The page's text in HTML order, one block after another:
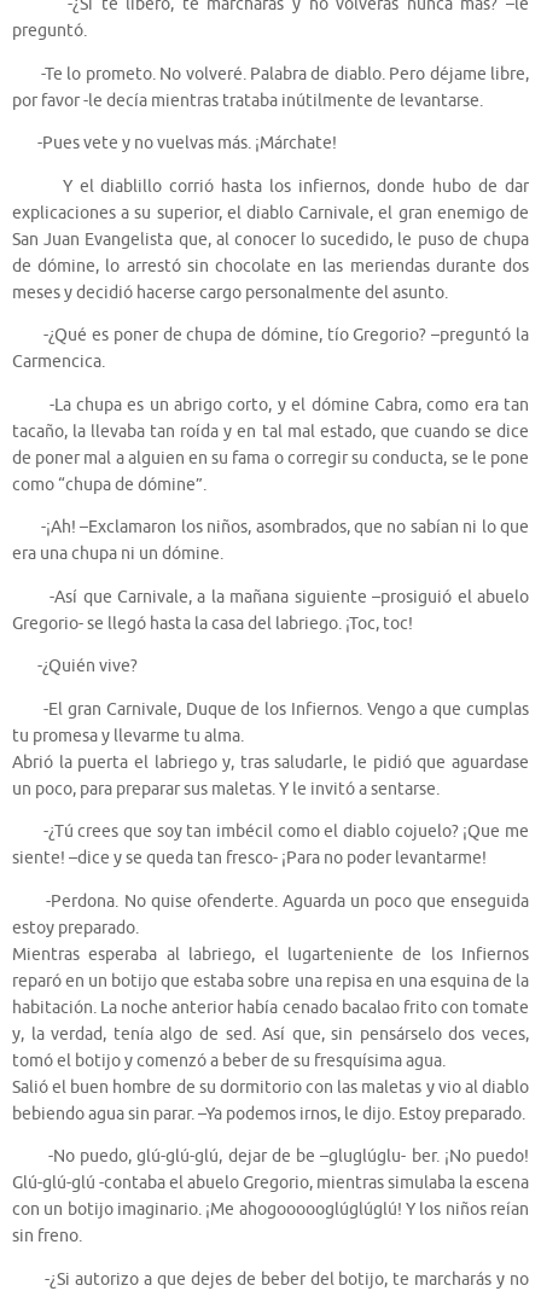
-¿Si te libero, te marcharás y no volverás nunca más? –le
preguntó.
-Te lo prometo. No volveré. Palabra de diablo. Pero déjame libre,
por favor -le decía mientras trataba inútilmente de levantarse.
-Pues vete y no vuelvas más. ¡Márchate!
Y el diablillo corrió hasta los infiernos, donde hubo de dar
explicaciones a su superior, el diablo Carnivale, el gran enemigo de
San Juan Evangelista que, al conocer lo sucedido, le puso de chupa
de dómine, lo arrestó sin chocolate en las meriendas durante dos
meses y decidió hacerse cargo personalmente del asunto.
-¿Qué es poner de chupa de dómine, tío Gregorio? –preguntó la
Carmencica.
-La chupa es un abrigo corto, y el dómine Cabra, como era tan
tacaño, la llevaba tan roída y en tal mal estado, que cuando se dice
de poner mal a alguien en su fama o corregir su conducta, se le pone
como “chupa de dómine”.
-¡Ah! –Exclamaron los niños, asombrados, que no sabían ni lo que
era una chupa ni un dómine.
-Así que Carnivale, a la mañana siguiente –prosiguió el abuelo
Gregorio- se llegó hasta la casa del labriego. ¡Toc, toc!
-¿Quién vive?
-El gran Carnivale, Duque de los Infiernos. Vengo a que cumplas
tu promesa y llevarme tu alma.
Abrió la puerta el labriego y, tras saludarle, le pidió que aguardase
un poco, para preparar sus maletas. Y le invitó a sentarse.
-¿Tú crees que soy tan imbécil como el diablo cojuelo? ¡Que me
siente! –dice y se queda tan fresco- ¡Para no poder levantarme!
-Perdona. No quise ofenderte. Aguarda un poco que enseguida
estoy preparado.
Mientras esperaba al labriego, el lugarteniente de los Infiernos
reparó en un botijo que estaba sobre una repisa en una esquina de la
habitación. La noche anterior había cenado bacalao frito con tomate
y, la verdad, tenía algo de sed. Así que, sin pensárselo dos veces,
tomó el botijo y comenzó a beber de su fresquísima agua.
Salió el buen hombre de su dormitorio con las maletas y vio al diablo
bebiendo agua sin parar. –Ya podemos irnos, le dijo. Estoy preparado.
-No puedo, glú-glú-glú, dejar de be –gluglúglu- ber. ¡No puedo!
Glú-glú-glú -contaba el abuelo Gregorio, mientras simulaba la escena
con un botijo imaginario. ¡Me ahogoooooglúglúglú! Y los niños reían
sin freno.
-¿Si autorizo a que dejes de beber del botijo, te marcharás y no